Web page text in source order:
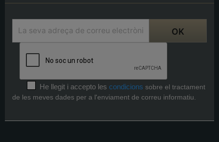
He llegit i accepto les condicions sobre el tractament
de les meves dades per a l'enviament de correu informatiu.